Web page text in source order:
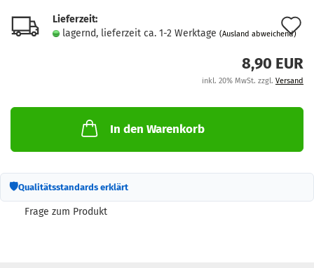
Lieferzeit:
lagernd, lieferzeit ca. 1-2 Werktage (Ausland abweichend)
8,90 EUR
inkl. 20% MwSt. zzgl. Versand
In den Warenkorb
🛡Qualitätsstandards erklärt
Frage zum Produkt